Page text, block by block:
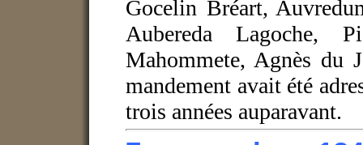
Gocelin Bréart,
Aubereda Lagoche,
Mahommete, Agnès du
mandement avait été
trois années auparavant.